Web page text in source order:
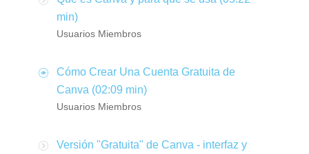
min)
Usuarios Miembros
Cómo Crear Una Cuenta Gratuita de
Canva (02:09 min)
Usuarios Miembros
Versión "Gratuita" de Canva - interfaz y